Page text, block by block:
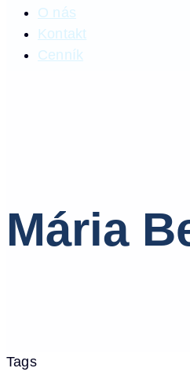
O nás
Kontakt
Cenník
Mária
Tags